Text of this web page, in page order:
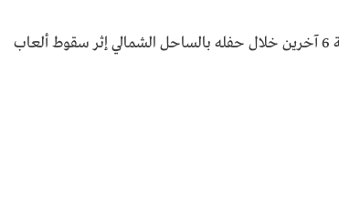
وعلق الفنان محمد رمضان على وفاة شخص وإصابة 6 آخرين خلال حفله بالساحل الشمالي إثر سقوط ألعاب